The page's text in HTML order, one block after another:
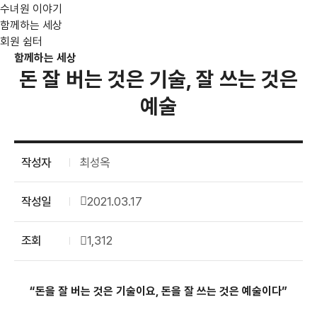
수녀원 이야기
함께하는 세상
회원 쉼터
함께하는 세상
돈 잘 버는 것은 기술, 잘 쓰는 것은
예술
작성자 최성옥
작성일 2021.03.17
조회 1,312
“돈을 잘 버는 것은 기술이요, 돈을 잘 쓰는 것은 예술이다”